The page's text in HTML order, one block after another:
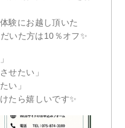
験にお越し頂いた
いた方は10％オフ✨
せたい」
い」
たら嬉しいです✨